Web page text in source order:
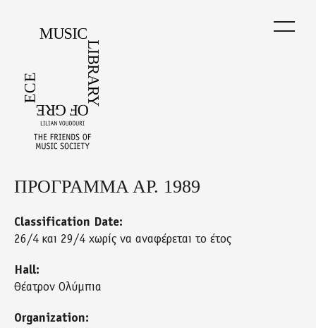
Back
top
ΠΡΟΓΡΑΜΜΑ ΑΡ. 1989
Classification Date:
26/4 και 29/4 χωρίς να αναφέρεται το έτος
Hall:
Θέατρον Ολύμπια
Organization: